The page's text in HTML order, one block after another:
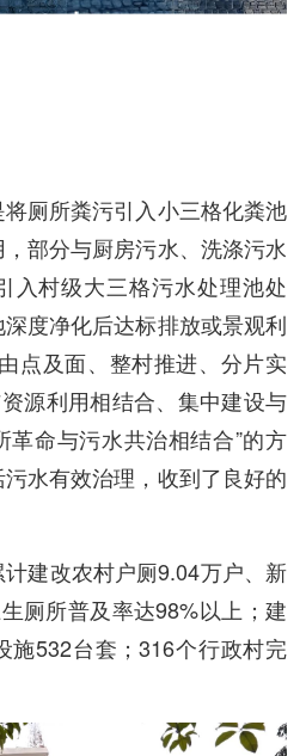
厕所粪污引入小三格化粪池
部分与厨房污水、洗涤污水
入村级大三格污水处理池处
度净化后达标排放或景观利
点及面、整村推进、分片实
源利用相结合、集中建设与
命与污水共治相结合”的方
水有效治理，收到了良好的
建改农村户厕9.04万户、新
厕所普及率达98%以上；建
施532台套；316个行政村完